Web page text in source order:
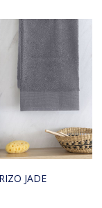
RIZO JADE